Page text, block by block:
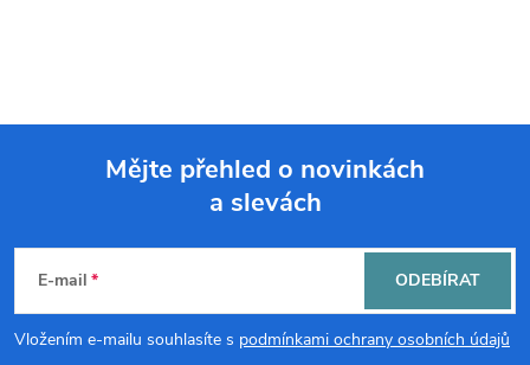
p
Mějte přehled o novinkách
a slevách
E-mail
Vložením e-mailu souhlasíte s podmínkami ochrany osobních údajů
ODEBÍRAT